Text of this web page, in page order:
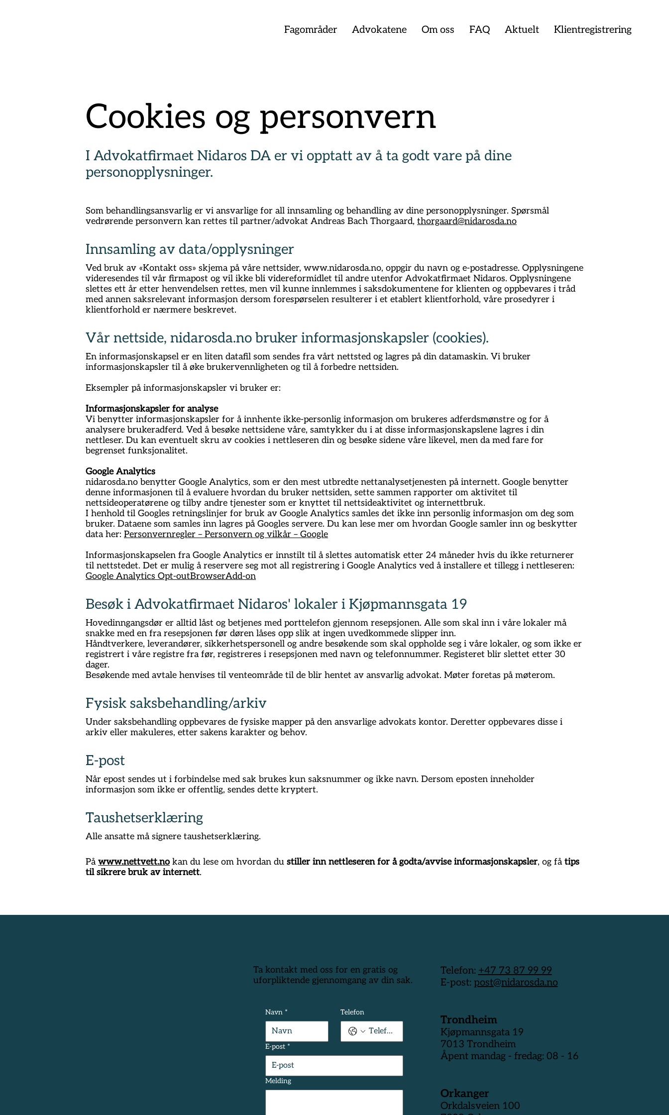
Fagområder Advokatene Om oss FAQ Aktuelt Klientregistrering
Cookies og personvern
I Advokatfirmaet Nidaros DA er vi opptatt av å ta godt vare på dine
personopplysninger.
Som behandlingsansvarlig er vi ansvarlige for all innsamling og behandling av dine personopplysninger. Spørsmål
vedrørende personvern kan rettes til partner/advokat Andreas Bach Thorgaard, thorgaard@nidarosda.no
Innsamling av data/opplysninger
Ved bruk av «Kontakt oss» skjema på våre nettsider, www.nidarosda.no, oppgir du navn og e-postadresse. Opplysningene
videresendes til vår firmapost og vil ikke bli videreformidlet til andre utenfor Advokatfirmaet Nidaros. Opplysningene
slettes ett år etter henvendelsen rettes, men vil kunne innlemmes i saksdokumentene for klienten og oppbevares i tråd
med annen saksrelevant informasjon dersom forespørselen resulterer i et etablert klientforhold, våre prosedyrer i
klientforhold er nærmere beskrevet.
Vår nettside, nidarosda.no bruker informasjonskapsler (cookies).
En informasjonskapsel er en liten datafil som sendes fra vårt nettsted og lagres på din datamaskin. Vi bruker
informasjonskapsler til å øke brukervennligheten og til å forbedre nettsiden.
Eksempler på informasjonskapsler vi bruker er:
Informasjonskapsler for analyse
Vi benytter informasjonskapsler for å innhente ikke-personlig informasjon om brukeres adferdsmønstre og for å
analysere brukeradferd. Ved å besøke nettsidene våre, samtykker du i at disse informasjonskapslene lagres i din
nettleser. Du kan eventuelt skru av cookies i nettleseren din og besøke sidene våre likevel, men da med fare for
begrenset funksjonalitet.
Google Analytics
nidarosda.no benytter Google Analytics, som er den mest utbredte nettanalysetjenesten på internett. Google benytter
denne informasjonen til å evaluere hvordan du bruker nettsiden, sette sammen rapporter om aktivitet til
nettsideoperatørene og tilby andre tjenester som er knyttet til nettsideaktivitet og internettbruk.
I henhold til Googles retningslinjer for bruk av Google Analytics samles det ikke inn personlig informasjon om deg som
bruker. Dataene som samles inn lagres på Googles servere. Du kan lese mer om hvordan Google samler inn og beskytter
data her: Personvernregler – Personvern og vilkår – Google
Informasjonskapselen fra Google Analytics er innstilt til å slettes automatisk etter 24 måneder hvis du ikke returnerer
til nettstedet. Det er mulig å reservere seg mot all registrering i Google Analytics ved å installere et tillegg i nettleseren:
Google Analytics Opt-outBrowserAdd-on
Besøk i Advokatfirmaet Nidaros' lokaler i Kjøpmannsgata 19
Hovedinngangsdør er alltid låst og betjenes med porttelefon gjennom resepsjonen. Alle som skal inn i våre lokaler må
snakke med en fra resepsjonen før døren låses opp slik at ingen uvedkommede slipper inn.
Håndtverkere, leverandører, sikkerhetspersonell og andre besøkende som skal oppholde seg i våre lokaler, og som ikke er
registrert i våre registre fra før, registreres i resepsjonen med navn og telefonnummer. Registeret blir slettet etter 30
dager.
Besøkende med avtale henvises til venteområde til de blir hentet av ansvarlig advokat. Møter foretas på møterom.
Fysisk saksbehandling/arkiv
Under saksbehandling oppbevares de fysiske mapper på den ansvarlige advokats kontor. Deretter oppbevares disse i
arkiv eller makuleres, etter sakens karakter og behov.
E-post
Når epost sendes ut i forbindelse med sak brukes kun saksnummer og ikke navn. Dersom eposten inneholder
informasjon som ikke er offentlig, sendes dette kryptert.
Taushetserklæring
Alle ansatte må signere taushetserklæring.
Påwww.nettvett.no kan du lese om hvordan du stiller inn nettleseren for å godta/avvise informasjonskapsler, og fåtips
til sikrere bruk av internett.
Trondheim
Kjøpmannsgata 19
7013 Trondheim
Åpent mandag - fredag: 08 - 16
Orkanger
Orkdalsveien 100
Telefon: +47 73 87 99 99
E-post: post@nidarosda.no
Ta kontakt med oss for en gratis og
uforpliktende gjennomgang av din sak.
Navn * Telefon
E-post *
Melding